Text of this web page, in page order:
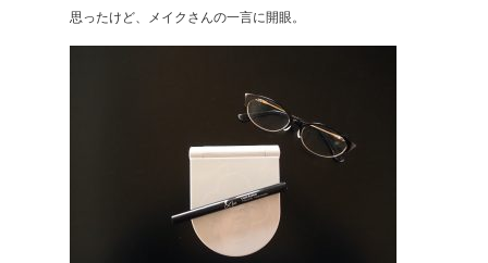
思ったけど、メイクさんの一言に開眼。